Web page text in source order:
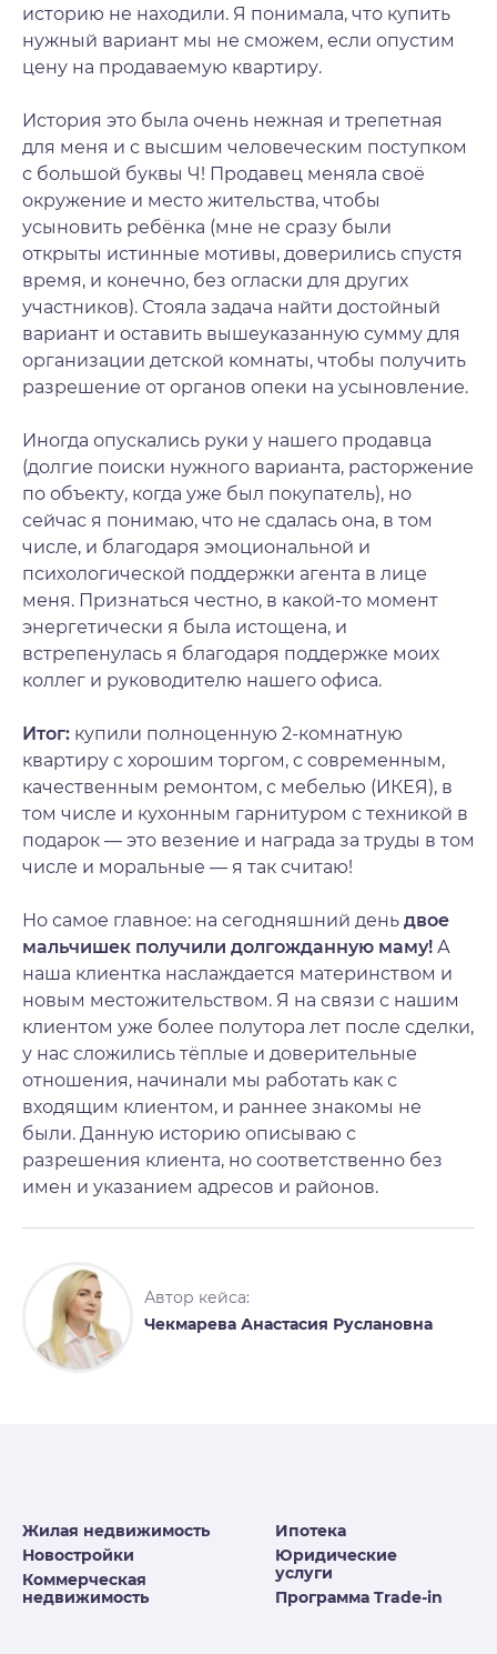
историю не находили. Я понимала, что купить
нужный вариант мы не сможем, если опустим
цену на продаваемую квартиру.
История это была очень нежная и трепетная
для меня и с высшим человеческим поступком
с большой буквы Ч! Продавец меняла своё
окружение и место жительства, чтобы
усыновить ребёнка (мне не сразу были
открыты истинные мотивы, доверились спустя
время, и конечно, без огласки для других
участников). Стояла задача найти достойный
вариант и оставить вышеуказанную сумму для
организации детской комнаты, чтобы получить
разрешение от органов опеки на усыновление.
Иногда опускались руки у нашего продавца
(долгие поиски нужного варианта, расторжение
по объекту, когда уже был покупатель), но
сейчас я понимаю, что не сдалась она, в том
числе, и благодаря эмоциональной и
психологической поддержки агента в лице
меня. Признаться честно, в какой-то момент
энергетически я была истощена, и
встрепенулась я благодаря поддержке моих
коллег и руководителю нашего офиса.
Итог: купили полноценную 2-комнатную
квартиру с хорошим торгом, с современным,
качественным ремонтом, с мебелью (ИКЕЯ), в
том числе и кухонным гарнитуром с техникой в
подарок — это везение и награда за труды в том
числе и моральные — я так считаю!
Но самое главное: на сегодняшний день двое
мальчишек получили долгожданную маму! А
наша клиентка наслаждается материнством и
новым местожительством. Я на связи с нашим
клиентом уже более полутора лет после сделки,
у нас сложились тёплые и доверительные
отношения, начинали мы работать как с
входящим клиентом, и раннее знакомы не
были. Данную историю описываю с
разрешения клиента, но соответственно без
имен и указанием адресов и районов.
Автор кейса:
Чекмарева Анастасия Руслановна
Жилая недвижимость
Новостройки
Коммерческая
недвижимость
Ипотека
Юридические
услуги
Программа Trade-in